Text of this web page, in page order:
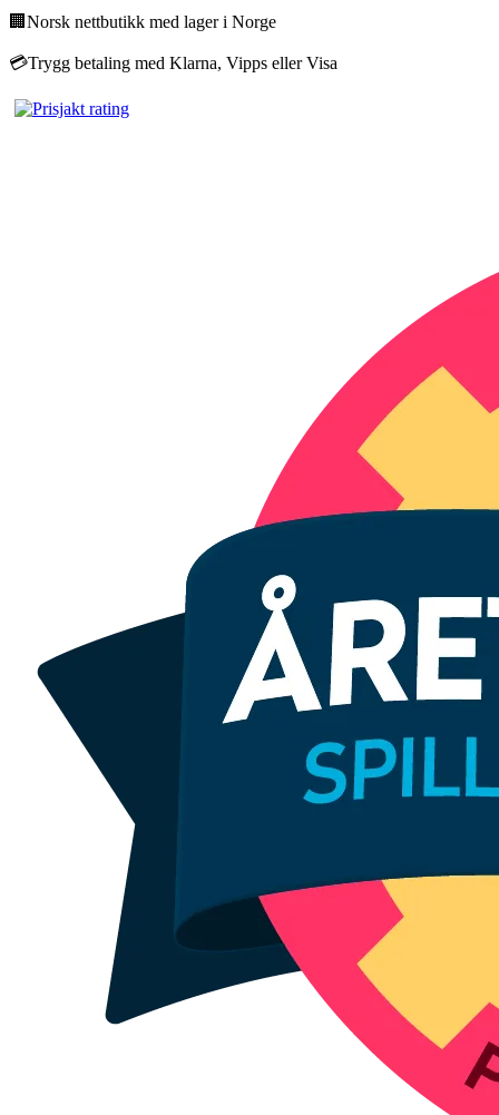
🏢 Norsk nettbutikk med lager i Norge
💳Trygg betaling med Klarna, Vipps eller Visa